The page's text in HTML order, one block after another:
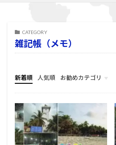
CATEGORY
雑記帳（メモ）
新着順 人気順
お勧めカテゴリ
the-thor-child
menu
hello-elementor
bravada